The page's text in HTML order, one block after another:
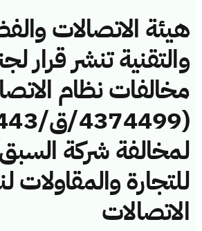
هيئة الاتصالات
والتقنية تنشر قرار
مخالفات نظام
لمخالفة شركة السبق
للتجارة والمقاولات
الاتصالات